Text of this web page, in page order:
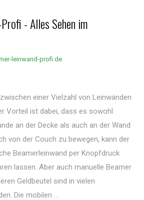
- Alles Sehen im
leinwand-profi.de
einer Vielzahl von Leinwänden
Vorteil ist dabei, dass es sowohl
an der Decke als auch an der Wand
von der Couch zu bewegen, kann der
Beamerleinwand per Knopfdruck
lassen. Aber auch manuelle Beamer
Geldbeutel sind in vielen
Die mobilen ...